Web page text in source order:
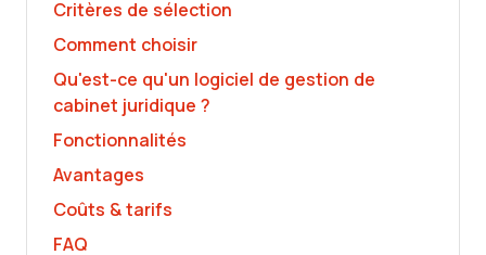
Critères de sélection
Comment choisir
Qu'est-ce qu'un logiciel de gestion de
cabinet juridique ?
Fonctionnalités
Avantages
Coûts & tarifs
FAQ